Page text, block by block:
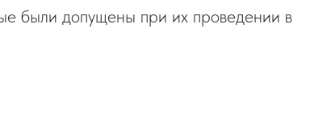
были допущены при их проведении в